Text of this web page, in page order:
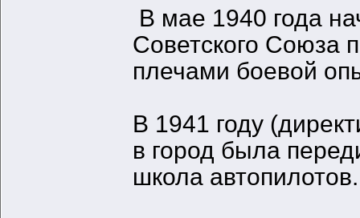
В мае 1940 года
Советского Союза
плечами боевой
В 1941 году
в город была
школа автопилотов.